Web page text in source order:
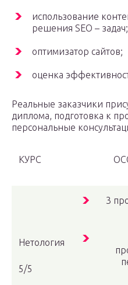
использование
решения SEO – задач;
оптимизатор сайтов;
оценка
Реальные заказчики
диплома, подготовка к
персональные
КУРС
Нетология
5/5
3